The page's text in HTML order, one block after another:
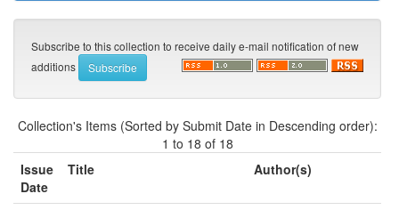
Subscribe to this collection to receive daily e-mail notification of new
additions
Collection's Items (Sorted by Submit Date in Descending order):
1 to 18 of 18
Issue
Date
Title Author(s)